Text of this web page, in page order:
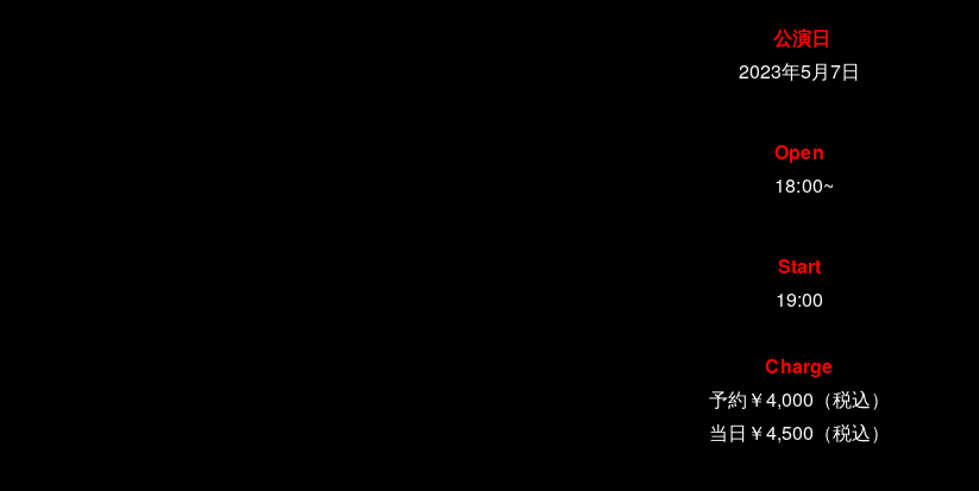
公演日
2023年5月7日
Open
18:00~
Start
19:00
Charge
予約￥4,000（税込）
当日￥4,500（税込）